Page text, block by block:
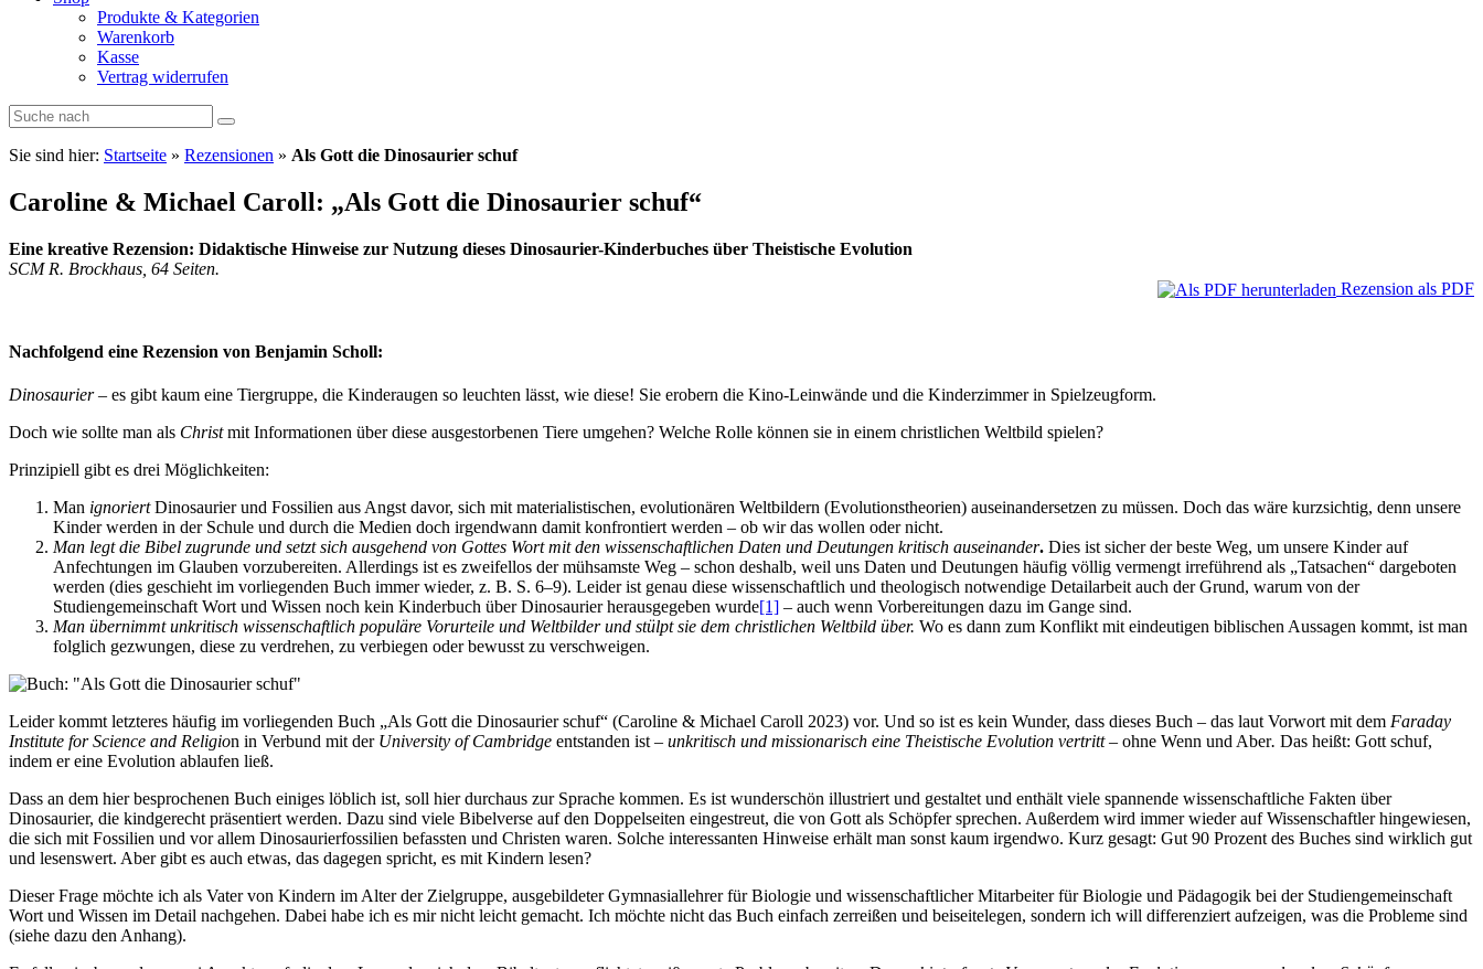
Produkte & Kategorien
Warenkorb
Kasse
Vertrag widerrufen
Sie sind hier: Startseite » Rezensionen » Als Gott die Dinosaurier schuf
Caroline & Michael Caroll: „Als Gott die Dinosaurier schuf“
Eine kreative Rezension: Didaktische Hinweise zur Nutzung dieses Dinosaurier-Kinderbuches über Theistische Evolution
SCM R. Brockhaus, 64 Seiten.
Rezension als PDF
Nachfolgend eine Rezension von Benjamin Scholl:
Dinosaurier– es gibt kaum eine Tiergruppe, die Kinderaugen so leuchten lässt, wie diese! Sie erobern die Kino-Leinwände und die Kinderzimmer in Spielzeugform.
Doch wie sollte man als Christmit Informationen über diese ausgestorbenen Tiere umgehen? Welche Rolle können sie in einem christlichen Weltbild spielen?
Prinzipiell gibt es drei Möglichkeiten:
Man ignoriertDinosaurier und Fossilien aus Angst davor, sich mit materialistischen, evolutionären Weltbildern (Evolutionstheorien) auseinandersetzen zu müssen. Doch das wäre kurzsichtig, denn unsere
Kinder werden in der Schule und durch die Medien doch irgendwann damit konfrontiert werden – ob wir das wollen oder nicht.
Man legt die Bibel zugrunde und setzt sich ausgehend von Gottes Wort mit den wissenschaftlichen Daten und Deutungen kritisch auseinander. Dies ist sicher der beste Weg, um unsere Kinder auf
Anfechtungen im Glauben vorzubereiten. Allerdings ist es zweifellos der mühsamste Weg – schon deshalb, weil uns Daten und Deutungen häufig völlig vermengt irreführend als „Tatsachen“ dargeboten
werden (dies geschieht im vorliegenden Buch immer wieder, z. B. S. 6–9). Leider ist genau diese wissenschaftlich und theologisch notwendige Detailarbeit auch der Grund, warum von der
Studiengemeinschaft Wort und Wissen noch kein Kinderbuch über Dinosaurier herausgegeben wurde[1] – auch wenn Vorbereitungen dazu im Gange sind.
Man übernimmt unkritisch wissenschaftlich populäre Vorurteile und Weltbilder und stülpt sie dem christlichen Weltbild über. Wo es dann zum Konflikt mit eindeutigen biblischen Aussagen kommt, ist man
folglich gezwungen, diese zu verdrehen, zu verbiegen oder bewusst zu verschweigen.
Leider kommt letzteres häufig im vorliegenden Buch „Als Gott die Dinosaurier schuf“ (Caroline & Michael Caroll 2023) vor. Und so ist es kein Wunder, dass dieses Buch – das laut Vorwort mit dem Faraday
Institute for Science and Religion in Verbund mit der University of Cambridge entstanden ist – unkritisch und missionarisch eine Theistische Evolution vertritt– ohne Wenn und Aber. Das heißt: Gott schuf,
indem er eine Evolution ablaufen ließ.
Dass an dem hier besprochenen Buch einiges löblich ist, soll hier durchaus zur Sprache kommen. Es ist wunderschön illustriert und gestaltet und enthält viele spannende wissenschaftliche Fakten über
Dinosaurier, die kindgerecht präsentiert werden. Dazu sind viele Bibelverse auf den Doppelseiten eingestreut, die von Gott als Schöpfer sprechen. Außerdem wird immer wieder auf Wissenschaftler hingewiesen,
die sich mit Fossilien und vor allem Dinosaurierfossilien befassten und Christen waren. Solche interessanten Hinweise erhält man sonst kaum irgendwo. Kurz gesagt: Gut 90 Prozent des Buches sind wirklich gut
und lesenswert. Aber gibt es auch etwas, das dagegen spricht, es mit Kindern lesen?
Dieser Frage möchte ich als Vater von Kindern im Alter der Zielgruppe, ausgebildeter Gymnasiallehrer für Biologie und wissenschaftlicher Mitarbeiter für Biologie und Pädagogik bei der Studiengemeinschaft
Wort und Wissen im Detail nachgehen. Dabei habe ich es mir nicht leicht gemacht. Ich möchte nicht das Buch einfach zerreißen und beiseitelegen, sondern ich will differenziert aufzeigen, was die Probleme sind
(siehe dazu den Anhang).